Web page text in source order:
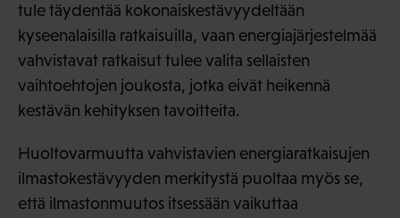
tule täydentää kokonaiskestävyydeltään
kyseenalaisilla ratkaisuilla, vaan energiajärjestelmää
vahvistavat ratkaisut tulee valita sellaisten
vaihtoehtojen joukosta, jotka eivät heikennä
kestävän kehityksen tavoitteita.
Huoltovarmuutta vahvistavien energiaratkaisujen
ilmastokestävyyden merkitystä puoltaa myös se,
että ilmastonmuutos itsessään vaikuttaa